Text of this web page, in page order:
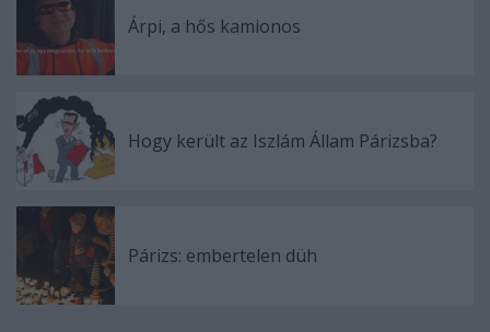
Árpi, a hős kamionos
Hogy került az Iszlám Állam Párizsba?
Párizs: embertelen düh